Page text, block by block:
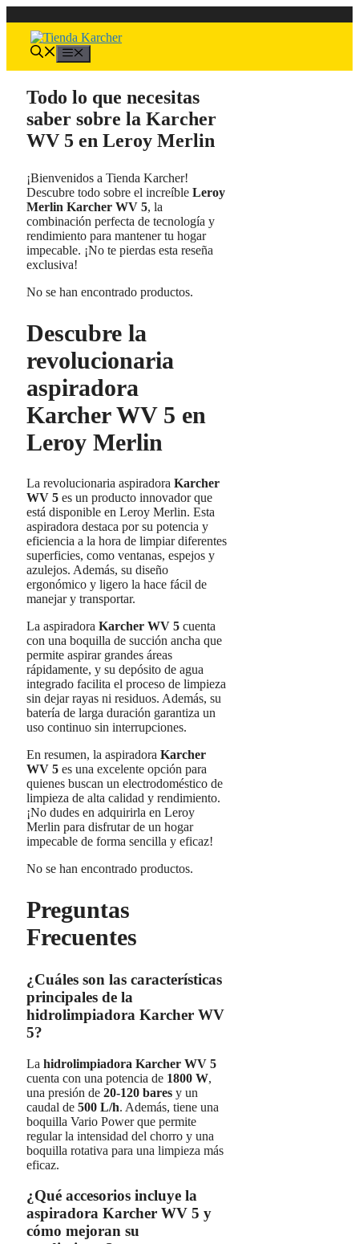
al
contenido
Todo lo que necesitas
saber sobre la Karcher
WV 5 en Leroy Merlin
¡Bienvenidos a Tienda Karcher!
Descubre todo sobre el increíble Leroy
Merlin Karcher WV 5, la
combinación perfecta de tecnología y
rendimiento para mantener tu hogar
impecable. ¡No te pierdas esta reseña
exclusiva!
No se han encontrado productos.
Descubre la
revolucionaria
aspiradora
Karcher WV 5 en
Leroy Merlin
La revolucionaria aspiradora Karcher
WV 5 es un producto innovador que
está disponible en Leroy Merlin. Esta
aspiradora destaca por su potencia y
eficiencia a la hora de limpiar diferentes
superficies, como ventanas, espejos y
azulejos. Además, su diseño
ergonómico y ligero la hace fácil de
manejar y transportar.
La aspiradora Karcher WV 5 cuenta
con una boquilla de succión ancha que
permite aspirar grandes áreas
rápidamente, y su depósito de agua
integrado facilita el proceso de limpieza
sin dejar rayas ni residuos. Además, su
batería de larga duración garantiza un
uso continuo sin interrupciones.
En resumen, la aspiradora Karcher
WV 5 es una excelente opción para
quienes buscan un electrodoméstico de
limpieza de alta calidad y rendimiento.
¡No dudes en adquirirla en Leroy
Merlin para disfrutar de un hogar
impecable de forma sencilla y eficaz!
No se han encontrado productos.
Preguntas
Frecuentes
¿Cuáles son las características
principales de la
hidrolimpiadora Karcher WV
5?
La hidrolimpiadora Karcher WV 5
cuenta con una potencia de 1800 W,
una presión de 20-120 bares y un
caudal de 500 L/h. Además, tiene una
boquilla Vario Power que permite
regular la intensidad del chorro y una
boquilla rotativa para una limpieza más
eficaz.
¿Qué accesorios incluye la
aspiradora Karcher WV 5 y
cómo mejoran su